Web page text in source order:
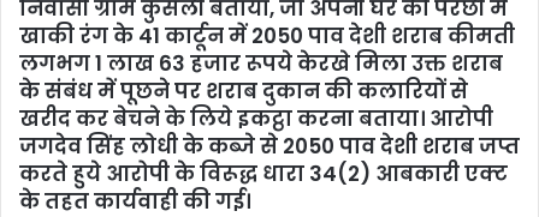
निवासी ग्राम कुसली बताया, जो अपनी घर की परछी में
खाकी रंग के 41 कार्टून में 2050 पाव देशी शराब कीमती
लगभग 1 लाख 63 हजार रूपये केरखे मिला उक्त शराब
के संबंध में पूछने पर शराब दुकान की कलारियों से
खरीद कर बेचने के लिये इक‌ट्ठा करना बताया। आरोपी
जगदेव सिंह लोधी के कब्जे से 2050 पाव देशी शराब जप्त
करते हुये आरोपी के विरूद्ध धारा 34(2) आबकारी एक्ट
के तहत कार्यवाही की गई।